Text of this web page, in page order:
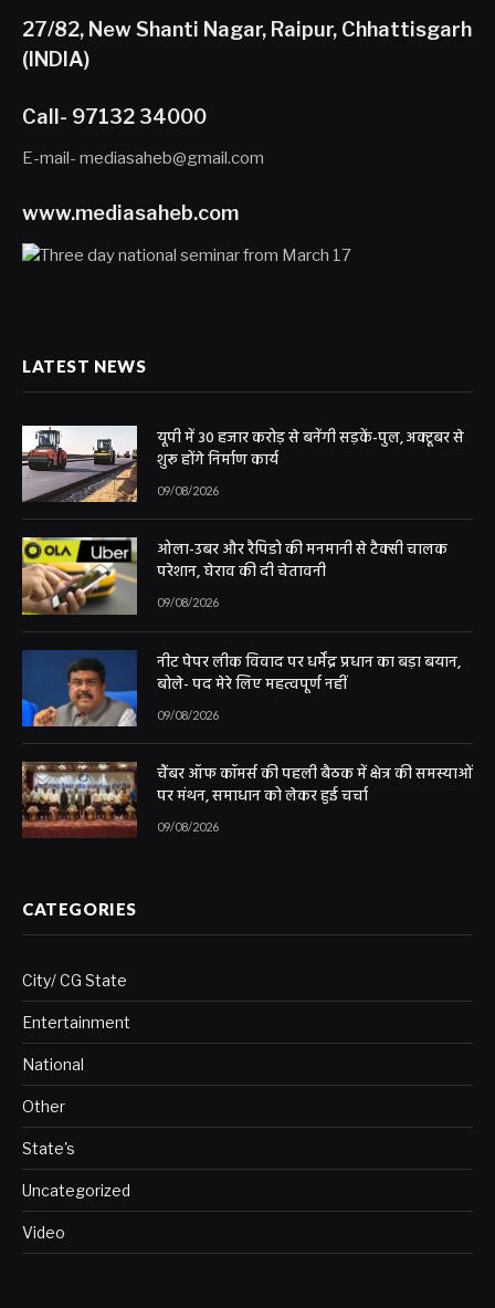
27/82, New Shanti Nagar, Raipur, Chhattisgarh
(INDIA)
Call- 97132 34000
E-mail- mediasaheb@gmail.com
www.mediasaheb.com
LATEST NEWS
यूपी में 30 हजार करोड़ से बनेंगी सड़कें-पुल, अक्टूबर से
शुरू होंगे निर्माण कार्य
09/08/2026
ओला-उबर और रैपिडो की मनमानी से टैक्सी चालक
परेशान, घेराव की दी चेतावनी
09/08/2026
नीट पेपर लीक विवाद पर धर्मेंद्र प्रधान का बड़ा बयान,
बोले- पद मेरे लिए महत्वपूर्ण नहीं
09/08/2026
चैंबर ऑफ कॉमर्स की पहली बैठक में क्षेत्र की समस्याओं
पर मंथन, समाधान को लेकर हुई चर्चा
09/08/2026
CATEGORIES
City/ CG State
Entertainment
National
Other
State's
Uncategorized
Video